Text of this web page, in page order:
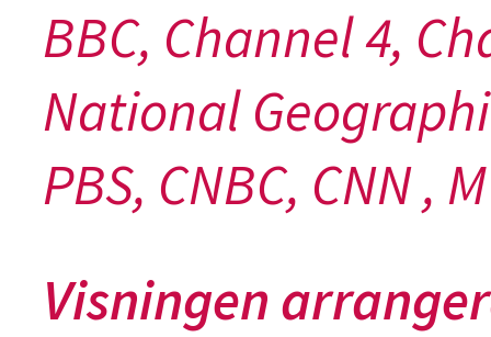
BBC, Channel 4,
National
PBS, CNBC, CNN ,
Visningen